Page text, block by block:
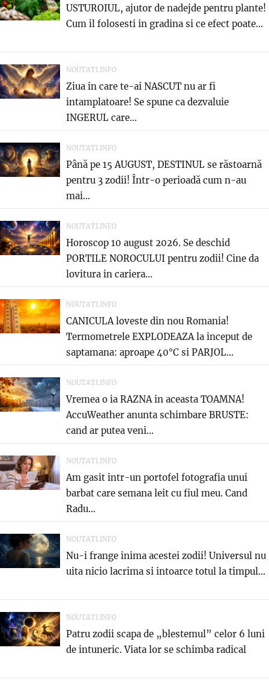
USTUROIUL, ajutor de nadejde pentru plante!
Cum il folosesti in gradina si ce efect poate...
NOUTATI.INFO
Ziua in care te-ai NASCUT nu ar fi
intamplatoare! Se spune ca dezvaluie
INGERUL care...
NOUTATI.INFO
Până pe 15 AUGUST, DESTINUL se răstoarnă
pentru 3 zodii! Într-o perioadă cum n-au
mai...
NOUTATI.INFO
Horoscop 10 august 2026. Se deschid
PORTILE NOROCULUI pentru zodii! Cine da
lovitura in cariera...
NOUTATI.INFO
CANICULA loveste din nou Romania!
Termometrele EXPLODEAZA la inceput de
saptamana: aproape 40°C si PARJOL...
NOUTATI.INFO
Vremea o ia RAZNA in aceasta TOAMNA!
AccuWeather anunta schimbare BRUSTE:
cand ar putea veni...
NOUTATI.INFO
Am gasit intr-un portofel fotografia unui
barbat care semana leit cu fiul meu. Cand
Radu...
NOUTATI.INFO
Nu-i frange inima acestei zodii! Universul nu
uita nicio lacrima si intoarce totul la timpul...
NOUTATI.INFO
Patru zodii scapa de „blestemul” celor 6 luni
de intuneric. Viata lor se schimba radical